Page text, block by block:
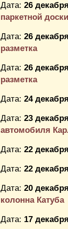
Дата: 26
паркетной доски
Дата: 26
разметка
Дата: 26
разметка
Дата: 24
Дата: 23
автомобиля
Дата: 22
Дата: 22
Дата: 20
колонна Катуба
Дата: 17